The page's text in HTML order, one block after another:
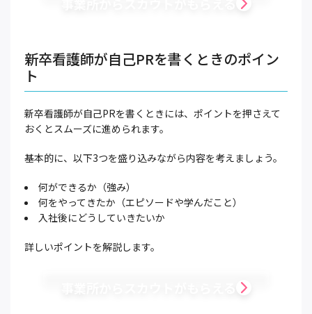
新卒看護師が自己PRを書くときのポイン
ト
新卒看護師が自己PRを書くときには、ポイントを押さえて
おくとスムーズに進められます。
基本的に、以下3つを盛り込みながら内容を考えましょう。
何ができるか（強み）
何をやってきたか（エピソードや学んだこと）
入社後にどうしていきたいか
詳しいポイントを解説します。